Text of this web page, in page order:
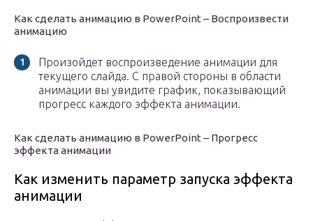
Как сделать анимацию в PowerPoint – Воспроизвести
анимацию
Произойдет воспроизведение анимации для
текущего слайда. С правой стороны в области
анимации вы увидите график, показывающий
прогресс каждого эффекта анимации.
Как сделать анимацию в PowerPoint – Прогресс
эффекта анимации
Как изменить параметр запуска эффекта
анимации